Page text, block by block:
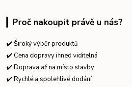
Proč nakoupit právě u nás?
✔️ Široký výběr produktů
✔️ Cena dopravy ihned viditelná
✔️ Doprava až na místo stavby
✔️ Rychlé a spolehlivé dodání